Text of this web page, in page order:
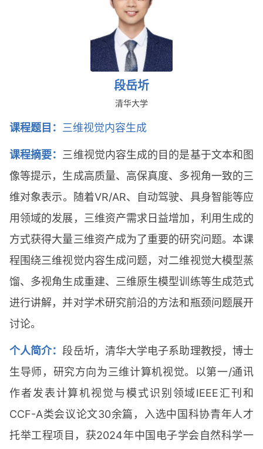
段岳圻
清华大学
课程题目： 三维视觉内容生成
课程摘要： 三维视觉内容生成的目的是基于文本和图
像等提示，生成高质量、高保真度、多视角一致的三
维对象表示。随着VR/AR、自动驾驶、具身智能等应
用领域的发展，三维资产需求日益增加，利用生成的
方式获得大量三维资产成为了重要的研究问题。本课
程围绕三维视觉内容生成问题，对二维视觉大模型蒸
馏、多视角生成重建、三维原生模型训练等生成范式
进行讲解，并对学术研究前沿的方法和瓶颈问题展开
讨论。
个人简介：段岳圻，清华大学电子系助理教授，博士
生导师，研究方向为三维计算机视觉。以第一/通讯
作者发表计算机视觉与模式识别领域IEEE汇刊和
CCF-A类会议论文30余篇，入选中国科协青年人才
托举工程项目，获2024年中国电子学会自然科学一